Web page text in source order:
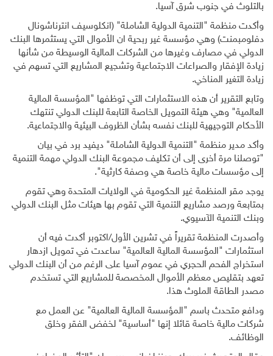
بالتلوث في جنوب شرق آسيا.
وأكدت منظمة "التنمية الدولية الشاملة" (انكلوسيف انترناشونال
دفلومبمنت) وهي مؤسسة غير ربحية ان الأموال التي يستثمرها البنك
الدولي في مصارف وغيرها من الشركات المالية الوسيطة من شأنها
زيادة الإفقار والصراعات الاجتماعية وتشجيع المشاريع التي تسهم في
زيادة التغير المناخي.
وتابع التقرير أن هذه الاستثمارات التي توظفها "المؤسسة المالية
العالمية" وهي هيئة التمويل الخاصة التابعة للبنك الدولي تنتهك
الأحكام التوجيهية للبنك نفسه بشأن الظروف البيئية والاجتماعية.
وأكد مدير منظمة "التنمية الدولية الشاملة" ديفيد برد في بيان
"توصلنا مرة أخرى إلى أن تكليف مجموعة البنك الدولي مهمة التنمية
إلى مؤسسات مالية خاصة هي وصفة كارثية".
يوجد مقر المنظمة غير الحكومية في الولايات المتحدة وهي تقوم
بمتابعة ورصد مشاريع التنمية التي تقوم بها هيئات مثل البنك الدولي
وبنك التنمية الآسيوي.
وأصدرت المنظمة تقريراً في تشرين الأول/اكتوبر أكدت فيه أن
استثمارات "المؤسسة المالية العالمية" ساعدت في تمويل ازدهار
استخراج الفحم الحجري في عموم آسيا على الرغم من أن البنك الدولي
تعهد بتقليص معظم الأموال المخصصة للمشاريع التي تستخدم
مصدر الطاقة الملوث هذا.
ودافع متحدث باسم "المؤسسة المالية العالمية" عن العمل مع
شركات مالية خاصة قائلا إنها "أساسية" لخفض الفقر وخلق
الوظائف.